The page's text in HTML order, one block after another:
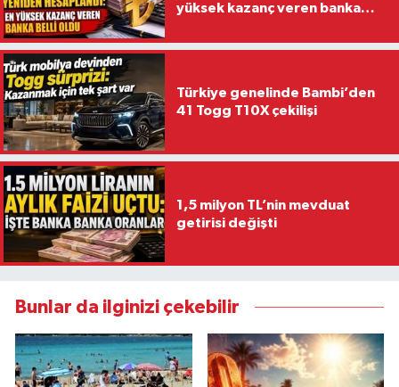
yüksek kazanç veren banka
Türkiye genelinde Bambi’den
41 Togg T10X çekilişi
1,5 milyon TL’nin mevduat
getirisi değişti
Bunlar da ilginizi çekebilir